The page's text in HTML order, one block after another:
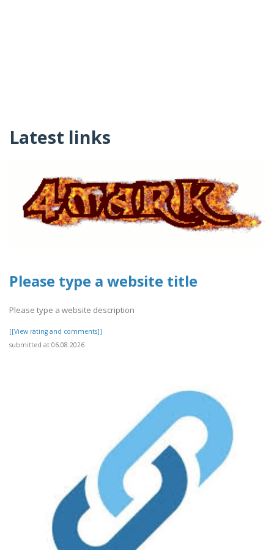
Latest links
Please type a website title
Please type a website description
[[View rating and comments]]
submitted at 06.08.2026